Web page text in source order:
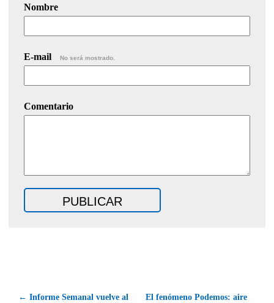
Nombre
E-mail No será mostrado.
Comentario
← Informe Semanal vuelve al El fenómeno Podemos: aire